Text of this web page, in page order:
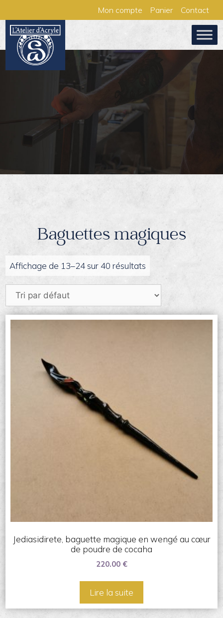
au
contenu
Mon compte Panier Contact
Baguettes magiques
Affichage de 13–24 sur 40 résultats
Jediasidirete, baguette magique en wengé au cœur
de poudre de cocaha
220.00 €
Lire la suite
Panneau de gestion des cookies